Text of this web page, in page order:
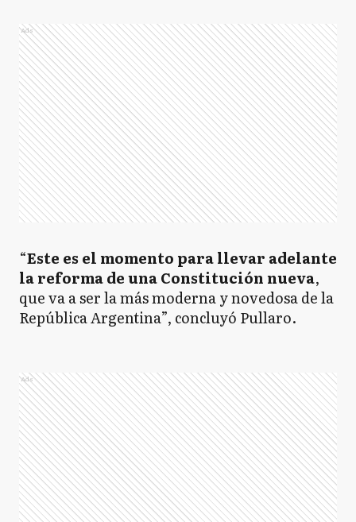
Ads
“Este es el momento para llevar adelante
la reforma de una Constitución nueva,
que va a ser la más moderna y novedosa de la
República Argentina”, concluyó Pullaro.
Ads